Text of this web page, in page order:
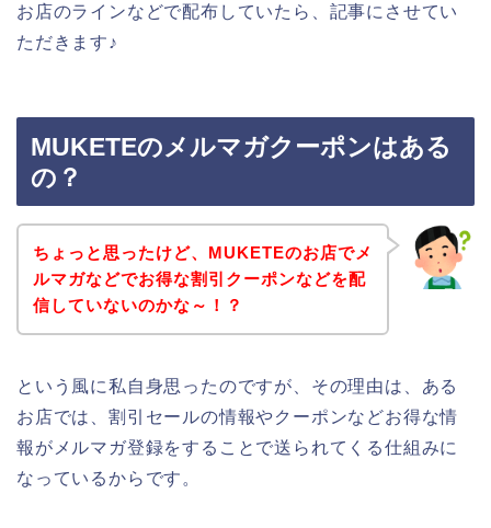
お店のラインなどで配布していたら、記事にさせてい
ただきます♪
MUKETEのメルマガクーポンはある
の？
ちょっと思ったけど、MUKETEのお店でメ
ルマガなどでお得な割引クーポンなどを配
信していないのかな～！？
という風に私自身思ったのですが、その理由は、ある
お店では、割引セールの情報やクーポンなどお得な情
報がメルマガ登録をすることで送られてくる仕組みに
なっているからです。